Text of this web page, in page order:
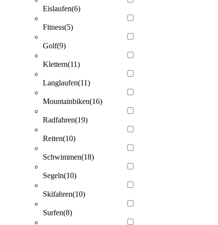
Eislaufen(6)
Fitness(5)
Golf(9)
Klettern(11)
Langlaufen(11)
Mountainbiken(16)
Radfahren(19)
Reiten(10)
Schwimmen(18)
Segeln(10)
Skifahren(10)
Surfen(8)